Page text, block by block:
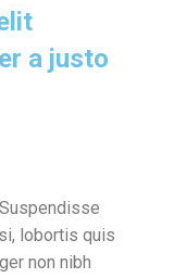
a justo
lobortis quis
non nibh